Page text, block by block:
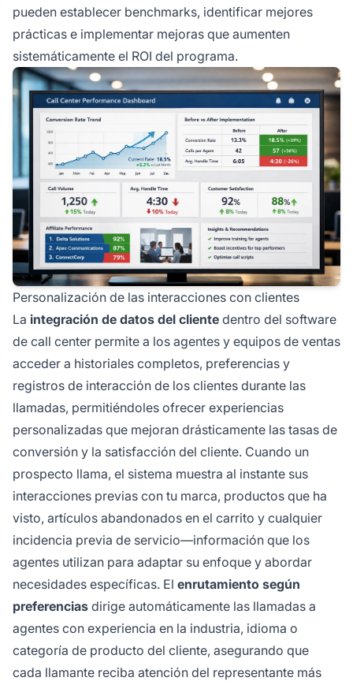
pueden establecer benchmarks, identificar mejores
prácticas e implementar mejoras que aumenten
sistemáticamente el ROI del programa.
Personalización de las interacciones con clientes
La integración de datos del cliente dentro del software
de call center permite a los agentes y equipos de ventas
acceder a historiales completos, preferencias y
registros de interacción de los clientes durante las
llamadas, permitiéndoles ofrecer experiencias
personalizadas que mejoran drásticamente las tasas de
conversión y la satisfacción del cliente. Cuando un
prospecto llama, el sistema muestra al instante sus
interacciones previas con tu marca, productos que ha
visto, artículos abandonados en el carrito y cualquier
incidencia previa de servicio—información que los
agentes utilizan para adaptar su enfoque y abordar
necesidades específicas. El enrutamiento según
preferencias dirige automáticamente las llamadas a
agentes con experiencia en la industria, idioma o
categoría de producto del cliente, asegurando que
cada llamante reciba atención del representante más